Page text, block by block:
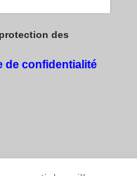
des
de confidentialité